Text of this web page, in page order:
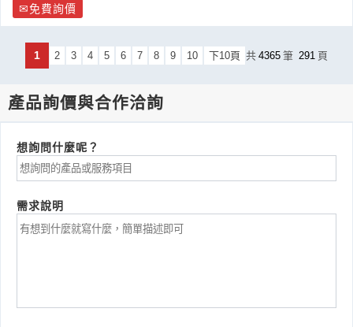
免費詢價
1 2 3 4 5 6 7 8 9 10 下10頁 共 4365 筆 291 頁
產品詢價與合作洽詢
想詢問什麼呢？
需求說明